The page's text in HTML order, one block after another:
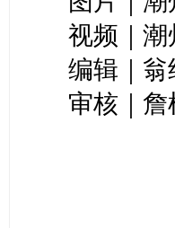
视频｜
编辑｜翁
审核｜詹